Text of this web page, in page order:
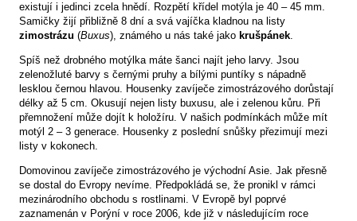
existují i jedinci zcela hnědí. Rozpětí křídel motýla je 40 – 45 mm.
Samičky žijí přibližně 8 dní a svá vajíčka kladnou na listy
zimostrázu (Buxus), známého u nás také jako krušpánek.
Spíš než drobného motýlka máte šanci najít jeho larvy. Jsou
zelenožluté barvy s černými pruhy a bílými puntíky s nápadně
lesklou černou hlavou. Housenky zavíječe zimostrázového dorůstají
délky až 5 cm. Okusují nejen listy buxusu, ale i zelenou kůru. Při
přemnožení může dojít k holožíru. V našich podmínkách může mít
motýl 2 – 3 generace. Housenky z poslední snůšky přezimují mezi
listy v kokonech.
Domovinou zavíječe zimostrázového je východní Asie. Jak přesně
se dostal do Evropy nevíme. Předpokládá se, že pronikl v rámci
mezinárodního obchodu s rostlinami. V Evropě byl poprvé
zaznamenán v Porýní v roce 2006, kde již v následujícím roce